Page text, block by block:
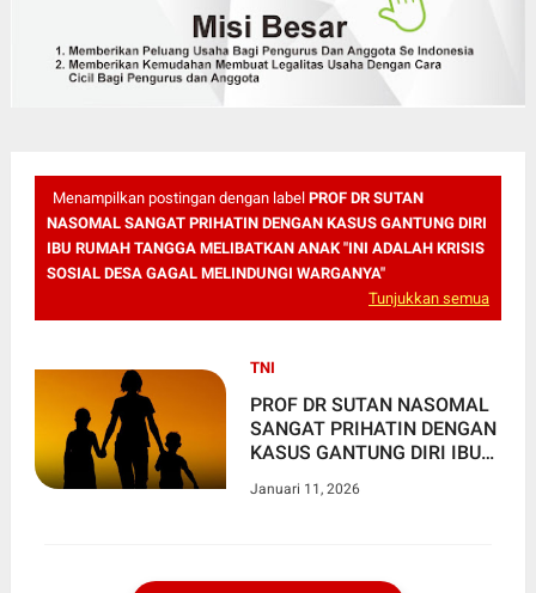
Menampilkan postingan dengan label PROF DR SUTAN
NASOMAL SANGAT PRIHATIN DENGAN KASUS GANTUNG DIRI
IBU RUMAH TANGGA MELIBATKAN ANAK "INI ADALAH KRISIS
SOSIAL DESA GAGAL MELINDUNGI WARGANYA"
Tunjukkan semua
TNI
PROF DR SUTAN NASOMAL
SANGAT PRIHATIN DENGAN
KASUS GANTUNG DIRI IBU
MELIBATKAN ANAK "INI
Januari 11, 2026